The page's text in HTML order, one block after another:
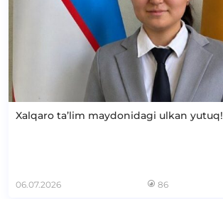
Xalqaro ta’lim maydonidagi ulkan yutuq!
06.07.2026 86